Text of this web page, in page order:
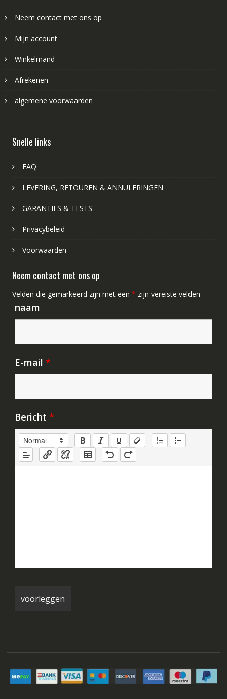
Neem contact met ons op
Mijn account
Winkelmand
Afrekenen
algemene voorwaarden
Snelle links
FAQ
LEVERING, RETOUREN & ANNULERINGEN
GARANTIES & TESTS
Privacybeleid
Voorwaarden
Neem contact met ons op
Velden die gemarkeerd zijn met een * zijn vereiste velden
naam
E-mail *
Bericht *